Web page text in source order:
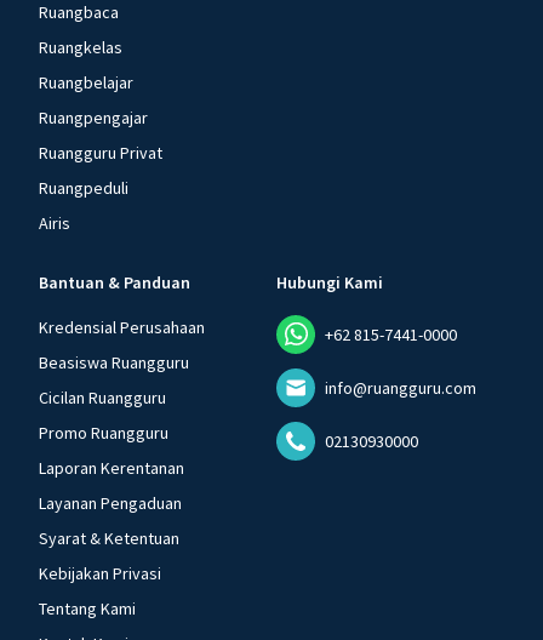
Ruangbaca
Ruangkelas
Ruangbelajar
Ruangpengajar
Ruangguru Privat
Ruangpeduli
Airis
Bantuan & Panduan
Kredensial Perusahaan
Beasiswa Ruangguru
Cicilan Ruangguru
Promo Ruangguru
Laporan Kerentanan
Layanan Pengaduan
Syarat & Ketentuan
Kebijakan Privasi
Tentang Kami
Hubungi Kami
+62 815-7441-0000
info@ruangguru.com
02130930000